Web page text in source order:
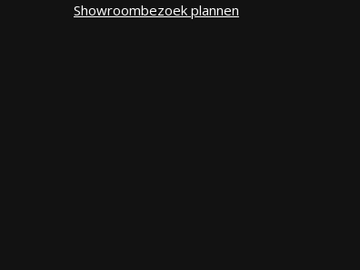
Showroombezoek plannen